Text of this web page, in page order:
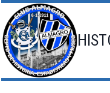
Saltar
al
contenido